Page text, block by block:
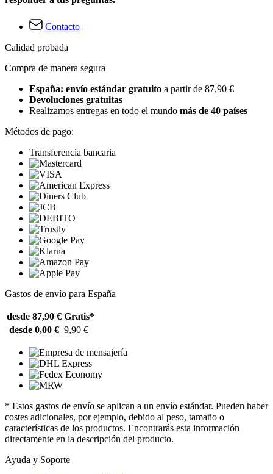
Contacto
Calidad probada
Compra de manera segura
España: envío estándar gratuito a partir de 87,90 €
Devoluciones gratuitas
Realizamos entregas en todo el mundo más de 40 países
Métodos de pago:
Transferencia bancaria
Gastos de envío para España
desde 87,90 € Gratis*
desde 0,00 € 9,90 €
* Estos gastos de envío se aplican a un envío estándar. Pueden haber
costes adicionales, por ejemplo, debido al peso, tamaño o
características de los productos. Encontrarás esta información
directamente en la descripción del producto.
Ayuda y Soporte